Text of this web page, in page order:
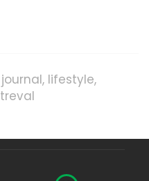
journal lifestyle
treval